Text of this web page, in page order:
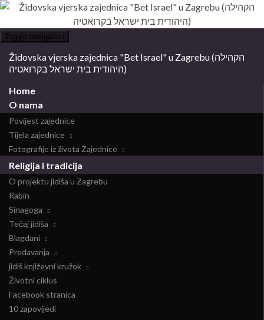
Toggle navigation
Židovska vjerska zajednica "Bet Israel" u Zagrebu (הקהילה
היהודית בית ישראל בקרואטיה)
Home
O nama
Povijest zajednice
Tijela zajednice
Fotografije iz života Zajednice
Religija i tradicija
O projektu jidiša u Zagrebu
Rabin
Sinagoga
Tečaj jidiša
Blagdani
Predavanja
jidiš književni kružok
Životni ciklus
Facebook stranica
10 zapovijedi